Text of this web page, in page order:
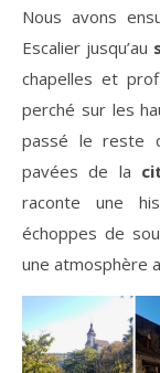
Nous avons
Escalier jusqu’au
chapelles et
perché sur les
passé le reste
pavées de la
raconte une
échoppes de
une atmosphère